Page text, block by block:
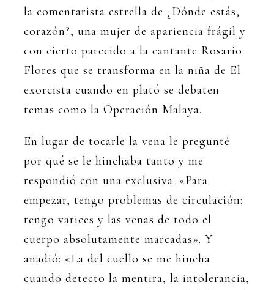
la comentarista estrella de ¿Dónde estás,
corazón?, una mujer de apariencia frágil y
con cierto parecido a la cantante Rosario
Flores que se transforma en la niña de El
exorcista cuando en plató se debaten
temas como la Operación Malaya.
En lugar de tocarle la vena le pregunté
por qué se le hinchaba tanto y me
respondió con una exclusiva: «Para
empezar, tengo problemas de circulación:
tengo varices y las venas de todo el
cuerpo absolutamente marcadas». Y
añadió: «La del cuello se me hincha
cuando detecto la mentira, la intolerancia,